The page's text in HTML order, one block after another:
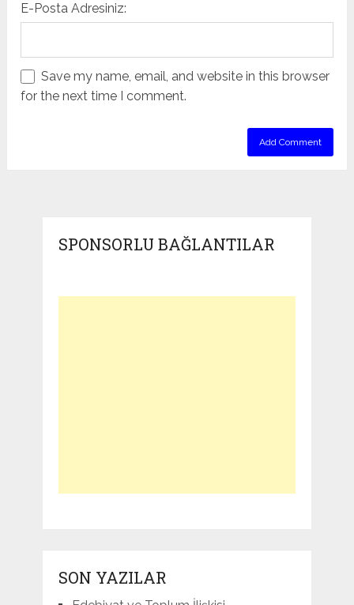
E-Posta Adresiniz:
Save my name, email, and website in this browser
for the next time I comment.
SPONSORLU BAĞLANTILAR
SON YAZILAR